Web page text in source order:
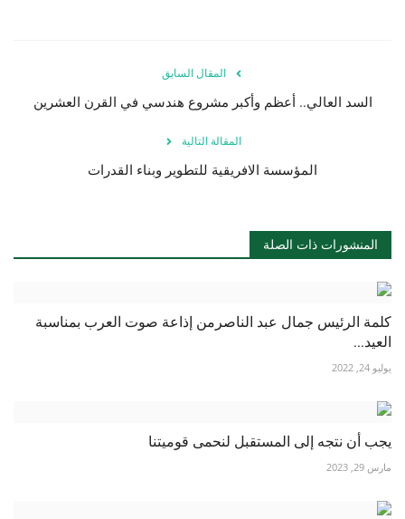
المقال السابق
السد العالي.. أعظم وأكبر مشروع هندسي في القرن العشرين
المقالة التالية
المؤسسة الافريقية للتطوير وبناء القدرات
المنشورات ذات الصلة
كلمة الرئيس جمال عبد الناصرمن إذاعة صوت العرب بمناسبة
العيد...
يوليو 24, 2022
يجب أن نتجه إلى المستقبل لنحمى قوميتنا
مارس 29, 2023